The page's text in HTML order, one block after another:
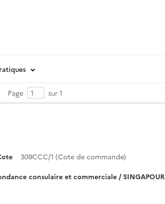
Page sur 1
309CCC/1 (Cote de commande)
consulaire et commerciale / SINGAPOUR